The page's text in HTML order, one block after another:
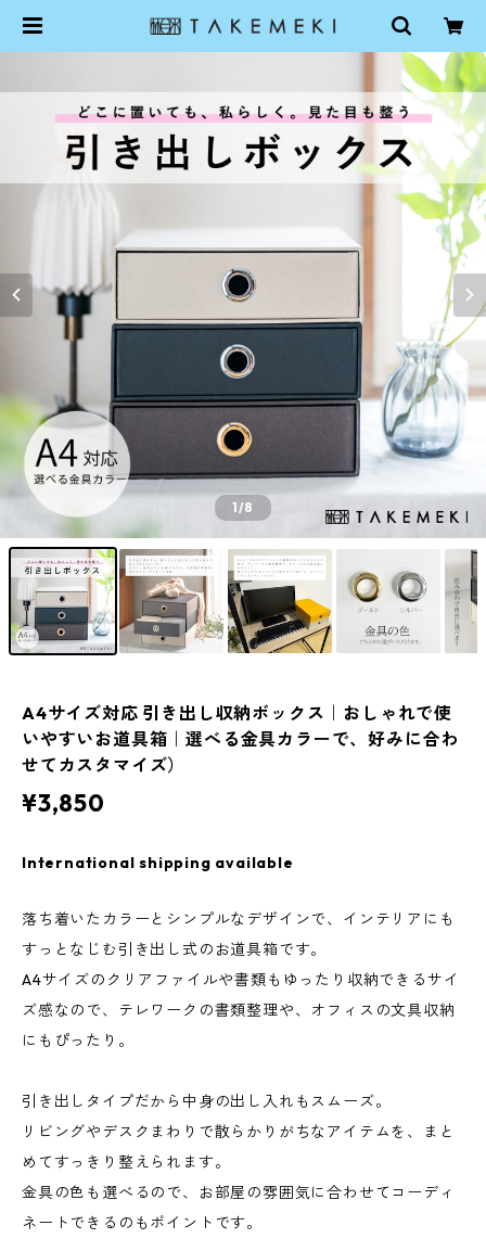
1/8
A4サイズ対応 引き出し収納ボックス｜おしゃれで使
いやすいお道具箱｜選べる金具カラーで、好みに合わ
せてカスタマイズ）
¥3,850
International shipping available
落ち着いたカラーとシンプルなデザインで、インテリアにも
すっとなじむ引き出し式のお道具箱です。
A4サイズのクリアファイルや書類もゆったり収納できるサイ
ズ感なので、テレワークの書類整理や、オフィスの文具収納
にもぴったり。
引き出しタイプだから中身の出し入れもスムーズ。
リビングやデスクまわりで散らかりがちなアイテムを、まと
めてすっきり整えられます。
金具の色も選べるので、お部屋の雰囲気に合わせてコーディ
ネートできるのもポイントです。